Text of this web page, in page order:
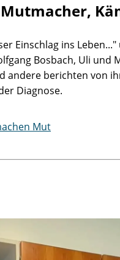
Einschlag ins
Bosbach, Uli und
andere berichten von
Diagnose.
Mut